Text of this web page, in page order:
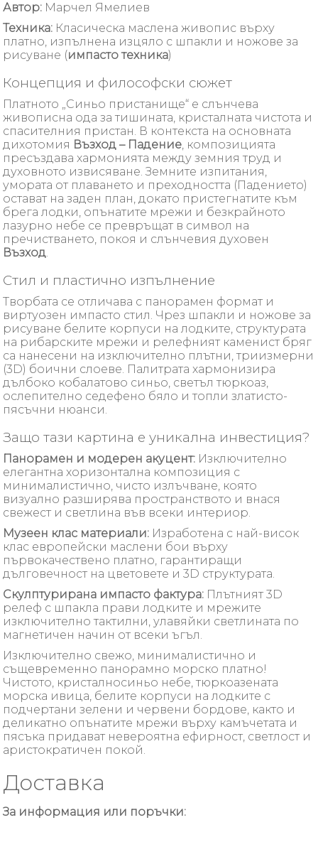
Автор: Марчел Ямелиев
Техника: Класическа маслена живопис върху
платно, изпълнена изцяло с шпакли и ножове за
рисуване (импасто техника)
Концепция и философски сюжет
Платното „Синьо пристанище“ е слънчева
живописна ода за тишината, кристалната чистота и
спасителния пристан. В контекста на основната
дихотомия Възход – Падение, композицията
пресъздава хармонията между земния труд и
духовното извисяване. Земните изпитания,
умората от плаването и преходността (Падението)
остават на заден план, докато пристегнатите към
брега лодки, опънатите мрежи и безкрайното
лазурно небе се превръщат в символ на
пречистването, покоя и слънчевия духовен
Възход.
Стил и пластично изпълнение
Творбата се отличава с панорамен формат и
виртуозен импасто стил. Чрез шпакли и ножове за
рисуване белите корпуси на лодките, структурата
на рибарските мрежи и релефният каменист бряг
са нанесени на изключително плътни, триизмерни
(3D) боични слоеве. Палитрата хармонизира
дълбоко кобалатово синьо, светъл тюркоаз,
ослепително седефено бяло и топли златисто-
пясъчни нюанси.
Защо тази картина е уникална инвестиция?
Панорамен и модерен акуцент: Изключително
елегантна хоризонтална композиция с
минималистично, чисто излъчване, която
визуално разширява пространството и внася
свежест и светлина във всеки интериор.
Музеен клас материали: Изработена с най-висок
клас европейски маслени бои върху
първокачествено платно, гарантиращи
дълговечност на цветовете и 3D структурата.
Скулптурирана импасто фактура: Плътният 3D
релеф с шпакла прави лодките и мрежите
изключително тактилни, улавяйки светлината по
магнетичен начин от всеки ъгъл.
Изключително свежо, минималистично и
същевременно панорамно морско платно!
Чистото, кристалносиньо небе, тюркоазената
морска ивица, белите корпуси на лодките с
подчертани зелени и червени бордове, както и
деликатно опънатите мрежи върху камъчетата и
пясъка придават невероятна ефирност, светлост и
аристократичен покой.
Доставка
За информация или поръчки: